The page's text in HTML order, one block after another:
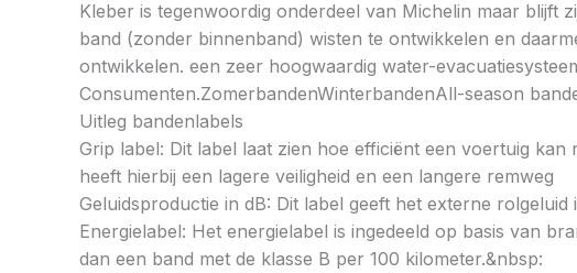
Kleber is tegenwoordig onderdeel van Michelin maar blijft
band (zonder binnenband) wisten te ontwikkelen en
ontwikkelen. een zeer hoogwaardig water-
Consumenten.ZomerbandenWinterbandenAll-season
Uitleg bandenlabels
Grip label: Dit label laat zien hoe efficiënt een voertuig
heeft hierbij een lagere veiligheid en een langere remweg
Geluidsproductie in dB: Dit label geeft het externe
Energielabel: Het energielabel is ingedeeld op basis van
dan een band met de klasse B per 100 kilometer.&nbsp: